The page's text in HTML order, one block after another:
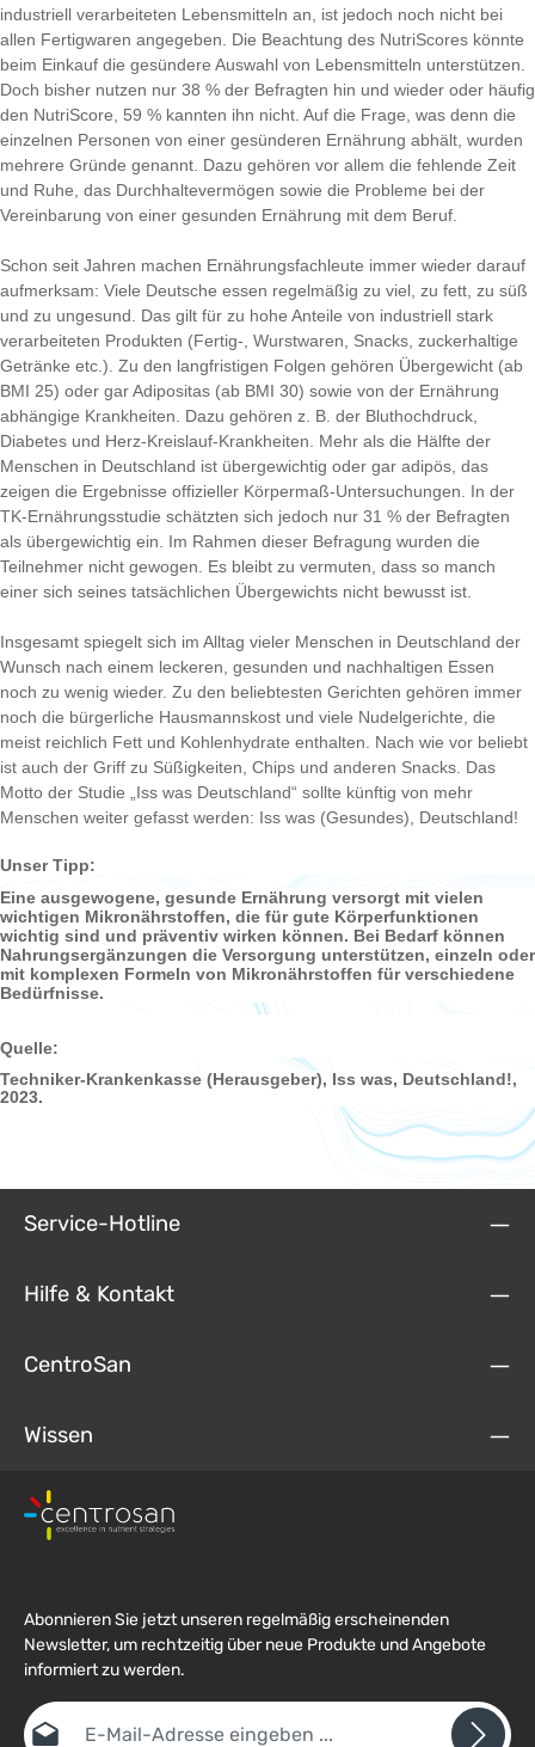
industriell verarbeiteten Lebensmitteln an, ist jedoch noch nicht bei
allen Fertigwaren angegeben. Die Beachtung des NutriScores könnte
beim Einkauf die gesündere Auswahl von Lebensmitteln unterstützen.
Doch bisher nutzen nur 38 % der Befragten hin und wieder oder häufig
den NutriScore, 59 % kannten ihn nicht. Auf die Frage, was denn die
einzelnen Personen von einer gesünderen Ernährung abhält, wurden
mehrere Gründe genannt. Dazu gehören vor allem die fehlende Zeit
und Ruhe, das Durchhaltevermögen sowie die Probleme bei der
Vereinbarung von einer gesunden Ernährung mit dem Beruf.
Schon seit Jahren machen Ernährungsfachleute immer wieder darauf
aufmerksam: Viele Deutsche essen regelmäßig zu viel, zu fett, zu süß
und zu ungesund. Das gilt für zu hohe Anteile von industriell stark
verarbeiteten Produkten (Fertig-, Wurstwaren, Snacks, zuckerhaltige
Getränke etc.). Zu den langfristigen Folgen gehören Übergewicht (ab
BMI 25) oder gar Adipositas (ab BMI 30) sowie von der Ernährung
abhängige Krankheiten. Dazu gehören z. B. der Bluthochdruck,
Diabetes und Herz-Kreislauf-Krankheiten. Mehr als die Hälfte der
Menschen in Deutschland ist übergewichtig oder gar adipös, das
zeigen die Ergebnisse offizieller Körpermaß-Untersuchungen. In der
TK-Ernährungsstudie schätzten sich jedoch nur 31 % der Befragten
als übergewichtig ein. Im Rahmen dieser Befragung wurden die
Teilnehmer nicht gewogen. Es bleibt zu vermuten, dass so manch
einer sich seines tatsächlichen Übergewichts nicht bewusst ist.
Insgesamt spiegelt sich im Alltag vieler Menschen in Deutschland der
Wunsch nach einem leckeren, gesunden und nachhaltigen Essen
noch zu wenig wieder. Zu den beliebtesten Gerichten gehören immer
noch die bürgerliche Hausmannskost und viele Nudelgerichte, die
meist reichlich Fett und Kohlenhydrate enthalten. Nach wie vor beliebt
ist auch der Griff zu Süßigkeiten, Chips und anderen Snacks. Das
Motto der Studie „Iss was Deutschland“ sollte künftig von mehr
Menschen weiter gefasst werden: Iss was (Gesundes), Deutschland!
Unser Tipp:
Eine ausgewogene, gesunde Ernährung versorgt mit vielen
wichtigen Mikronährstoffen, die für gute Körperfunktionen
wichtig sind und präventiv wirken können. Bei Bedarf können
Nahrungsergänzungen die Versorgung unterstützen, einzeln oder
mit komplexen Formeln von Mikronährstoffen für verschiedene
Bedürfnisse.
Quelle:
Techniker-Krankenkasse (Herausgeber), Iss was, Deutschland!,
2023.
Service-Hotline
Hilfe & Kontakt
CentroSan
Wissen
Abonnieren Sie jetzt unseren regelmäßig erscheinenden
Newsletter, um rechtzeitig über neue Produkte und Angebote
informiert zu werden.
E-Mail-Adresse*